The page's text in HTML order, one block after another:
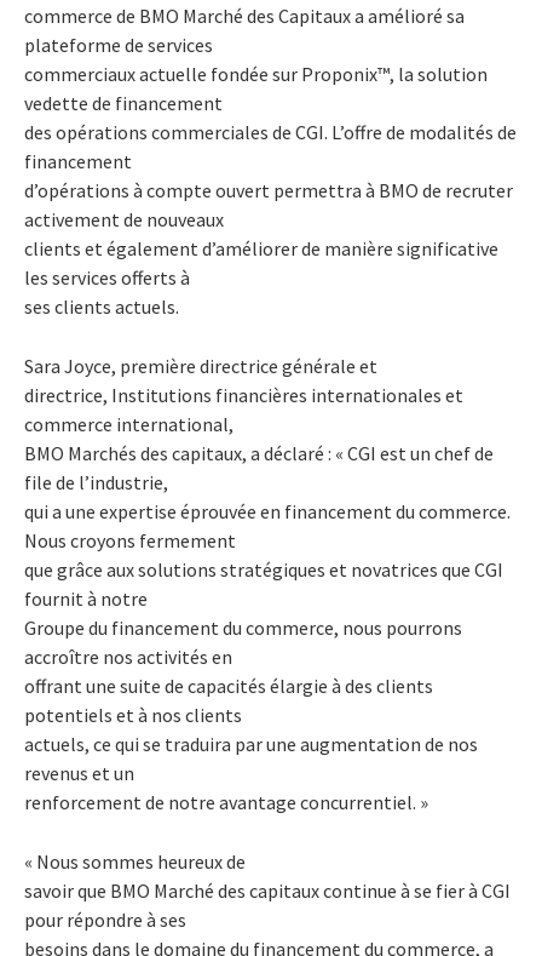
commerce de BMO Marché des Capitaux a amélioré sa
plateforme de services
commerciaux actuelle fondée sur Proponix™, la solution
vedette de financement
des opérations commerciales de CGI. L’offre de modalités de
financement
d’opérations à compte ouvert permettra à BMO de recruter
activement de nouveaux
clients et également d’améliorer de manière significative
les services offerts à
ses clients actuels.
Sara Joyce, première directrice générale et
directrice, Institutions financières internationales et
commerce international,
BMO Marchés des capitaux, a déclaré : « CGI est un chef de
file de l’industrie,
qui a une expertise éprouvée en financement du commerce.
Nous croyons fermement
que grâce aux solutions stratégiques et novatrices que CGI
fournit à notre
Groupe du financement du commerce, nous pourrons
accroître nos activités en
offrant une suite de capacités élargie à des clients
potentiels et à nos clients
actuels, ce qui se traduira par une augmentation de nos
revenus et un
renforcement de notre avantage concurrentiel. »
« Nous sommes heureux de
savoir que BMO Marché des capitaux continue à se fier à CGI
pour répondre à ses
besoins dans le domaine du financement du commerce, a